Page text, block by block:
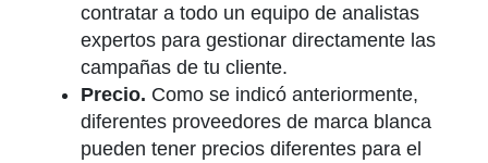
contratar a todo un equipo de analistas
expertos para gestionar directamente las
campañas de tu cliente.
Precio. Como se indicó anteriormente,
diferentes proveedores de marca blanca
pueden tener precios diferentes para el